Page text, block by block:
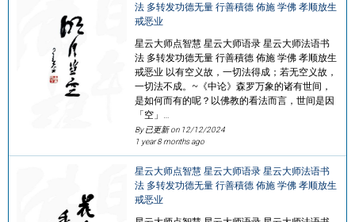
法 多转发功德无量 行善積德 佈施 学佛 孝顺放生
戒恶业
星云大师点智慧 星云大师语录 星云大师法语书
法 多转发功德无量 行善積德 佈施 学佛 孝顺放生
戒恶业 以有空义故，一切法得成；若无空义故，
一切法不成。~《中论》森罗万象的诸有世间，
是如何而有的呢？以佛教的看法而言，世间是因
「空」…
By 已更新 on 12/12/2024
1 year 8 months ago
星云大师点智慧 星云大师语录 星云大师法语书
法 多转发功德无量 行善積德 佈施 学佛 孝顺放生
戒恶业